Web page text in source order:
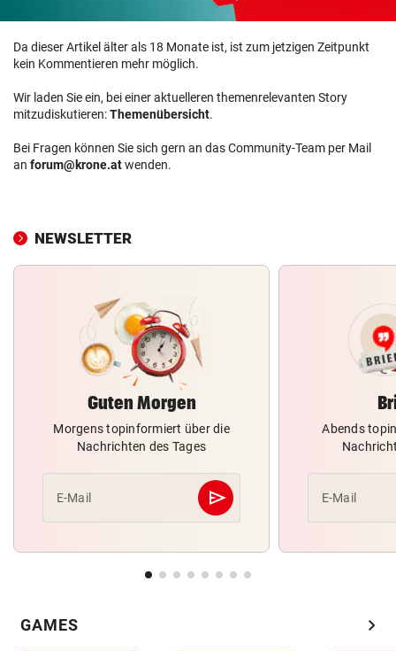
Da dieser Artikel älter als 18 Monate ist, ist zum jetzigen Zeitpunkt
kein Kommentieren mehr möglich.
Wir laden Sie ein, bei einer aktuelleren themenrelevanten Story
mitzudiskutieren:Themenübersicht.
Bei Fragen können Sie sich gern an das Community-Team per Mail
an forum@krone.atwenden.
NEWSLETTER
Guten Morgen
Morgens topinformiert über die
Nachrichten des Tages
E-Mail send
Abschicken
Abends
E-Mail
GAMES chevron_right